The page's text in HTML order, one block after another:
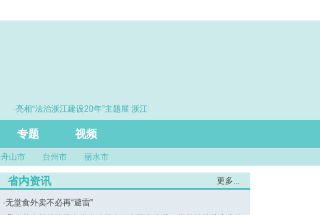
·亮相“法治浙江建设20年”主题展 浙江打造的这把“标
专题 视频
舟山市 台州市 丽水市
省内资讯 更多...
·无堂食外卖不必再“避雷”